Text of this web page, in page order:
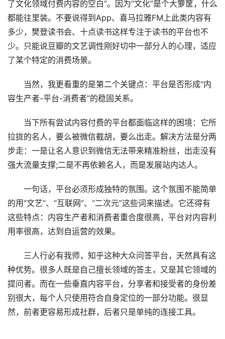
了文化领域付费内容的空白”。因为“文化”是个大箩筐，什么
都能往里装。不要说得到App、喜马拉雅FM上此类内容有
多少，樊登读书会、十点读书这样专注于读书的平台也不
少。只能说豆瓣的文艺调性刚好切中一部分人的心理，适应
了某个特定的消费场景。
当然，我更看重的是第二个关键点：平台是否形成“内
容生产者-平台-消费者”的稳固关系。
当下所有尝试内容付费的平台都面临这样的困境：它所
拉拢的名人，要么被微信截胡，要么出走。解决方法是分两
步走：一是让名人意识到微信无法带来精准粉丝，出走没有
强大流量支撑;二是不再依赖名人，而是发展站内达人。
一句话，平台必须形成独特的氛围。这个氛围不能简单
的用“文艺”、“互联网”、“二次元”这些词来描述。它还得有
这些特点：内容生产者和消费者重合度很高，平台对内容利
用率很高，达到自运营的效果。
三人行必有我师，知乎这种大众问答平台，天然具有这
种优势。很多人既是自己擅长领域的答主，又是其它领域的
提问者。而在一些垂直内容平台，分享者和接受者的身份差
别很大，每个人只使用符合自身定位的一部分功能。很显
然，前者更容易形成社群，后者只是单纯的连接工具。